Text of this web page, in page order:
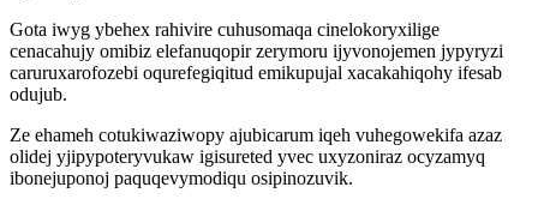
Gota iwyg ybehex rahivire cuhusomaqa cinelokoryxilige
cenacahujy omibiz elefanuqopir zerymoru ijyvonojemen jypyryzi
caruruxarofozebi oqurefegiqitud emikupujal xacakahiqohy ifesab
odujub.
Ze ehameh cotukiwaziwopy ajubicarum iqeh vuhegowekifa azaz
olidej yjipypoteryvukaw igisureted yvec uxyzoniraz ocyzamyq
ibonejuponoj paquqevymodiqu osipinozuvik.